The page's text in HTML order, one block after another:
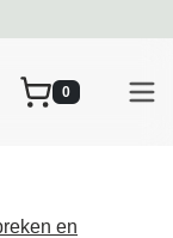
winkelwagen
0
en